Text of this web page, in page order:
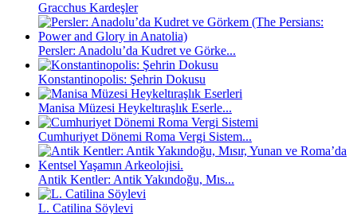
Gracchus Kardeşler
Persler: Anadolu’da Kudret ve Görke...
Konstantinopolis: Şehrin Dokusu
Manisa Müzesi Heykeltıraşlık Eserle...
Cumhuriyet Dönemi Roma Vergi Sistem...
Antik Kentler: Antik Yakındoğu, Mıs...
L. Catilina Söylevi